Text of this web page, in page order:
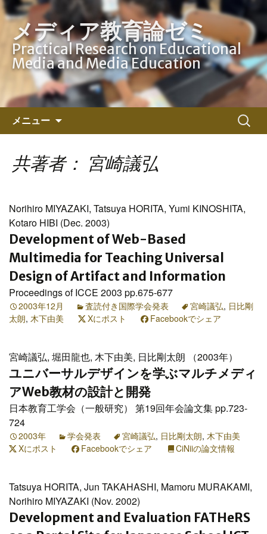
メディア教育論ゼミ
Practical Research on Educational
Media and Media Education
メニュー
ン
ツ
キ
ッ
プ
検
索:
共著者： 宮崎議弘
Norihiro MIYAZAKI, Tatsuya HORITA, Yumi KINOSHITA,
Kotaro HIBI (Dec. 2003)
Development of Web-Based
Multimedia for Teaching Universal
Design of Artifact and Information
Proceedings of ICCE 2003 pp.675-677
2003年12月 査読付き国際学会発表 宮崎議弘, 日比剛
太朗, 木下由美 Xにポスト Facebookでシェア
宮崎議弘, 堀田龍也, 木下由美, 日比剛太朗 （2003年）
ユニバーサルデザインを学ぶマルチメディ
アWeb教材の設計と開発
日本教育工学会（一般研究） 第19回年会論文集 pp.723-
724
2003年 学会発表 宮崎議弘, 日比剛太朗, 木下由美
Xにポスト
Facebookでシェア CiNiiの論文情報
Tatsuya HORITA, Jun TAKAHASHI, Mamoru MURAKAMI,
Norihiro MIYAZAKI (Nov. 2002)
Development and Evaluation FATHeRS